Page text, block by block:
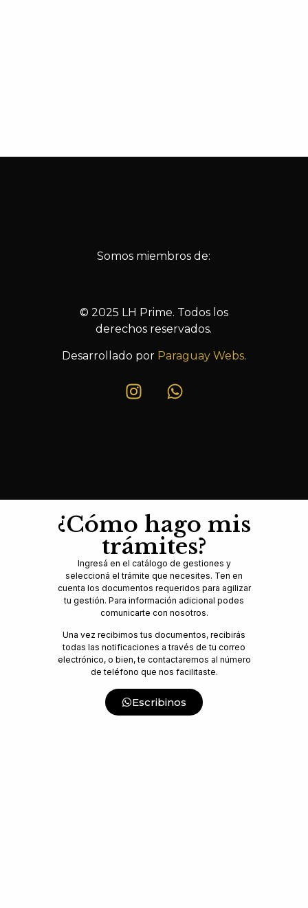
Somos miembros de:
© 2025 LH Prime. Todos los
derechos reservados.
Desarrollado por Paraguay Webs.
¿Cómo hago mis
trámites?
Ingresá en el catálogo de gestiones y
seleccioná el trámite que necesites. Ten en
cuenta los documentos requeridos para agilizar
tu gestión. Para información adicional podes
comunicarte con nosotros.
Una vez recibimos tus documentos, recibirás
todas las notificaciones a través de tu correo
electrónico, o bien, te contactaremos al número
de teléfono que nos facilitaste.
Escribinos